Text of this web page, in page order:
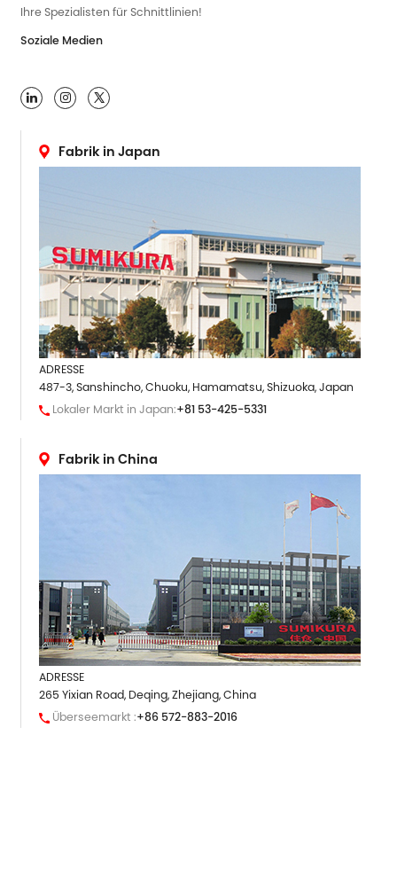
Ihre Spezialisten für Schnittlinien!
Soziale Medien

Fabrik in Japan
ADRESSE
487-3, Sanshincho, Chuoku, Hamamatsu, Shizuoka, Japan
Lokaler Markt in Japan:+81 53-425-5331
Fabrik in China
ADRESSE
265 Yixian Road, Deqing, Zhejiang, China
Überseemarkt :+86 572-883-2016